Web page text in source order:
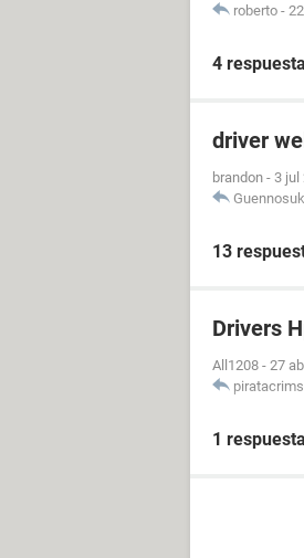
roberto -
4
driver
brandon - 3 jul
13
Drivers
All1208 - 27
1 respuesta